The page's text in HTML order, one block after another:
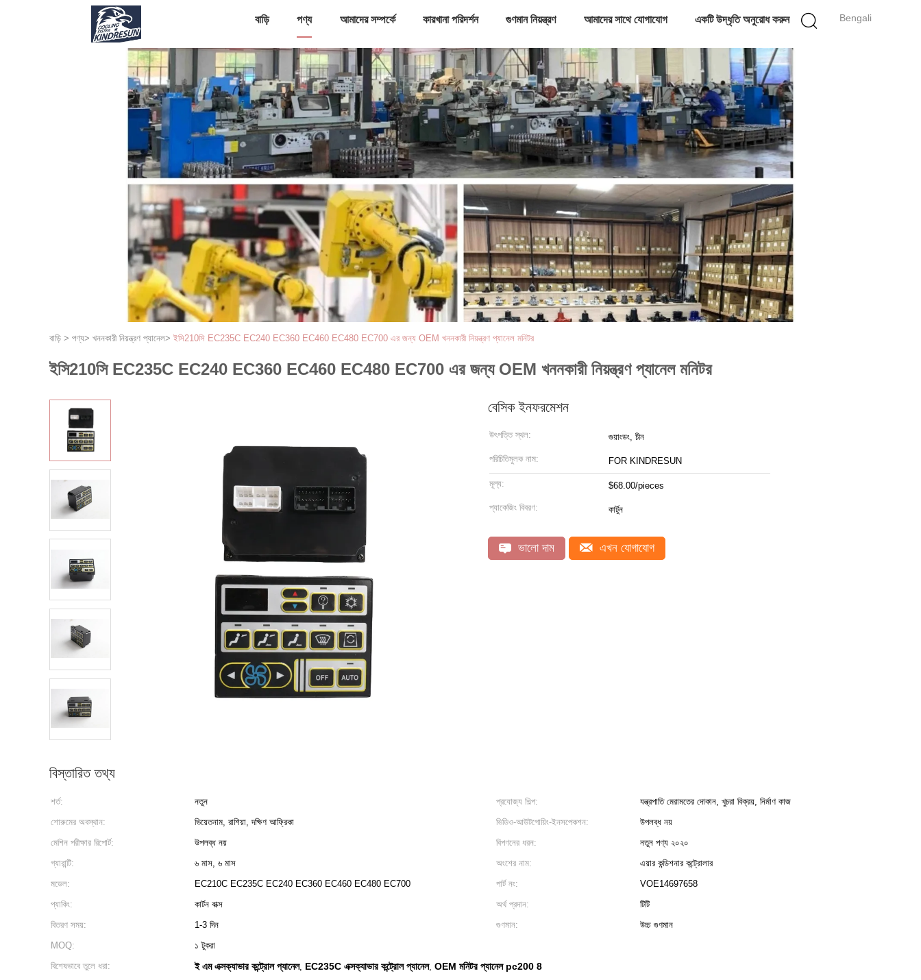
Bengali
বাড়ি পণ্য আমাদের সম্পর্কে কারখানা পরিদর্শন গুণমান নিয়ন্ত্রণ আমাদের সাথে যোগাযোগ একটি উদ্ধৃতি অনুরোধ করুন
বাড়ি > পণ্য> খননকারী নিয়ন্ত্রণ প্যানেল> ইসি210সি EC235C EC240 EC360 EC460 EC480 EC700 এর জন্য OEM খননকারী নিয়ন্ত্রণ প্যানেল মনিটর
ইসি210সি EC235C EC240 EC360 EC460 EC480 EC700 এর জন্য OEM খননকারী নিয়ন্ত্রণ প্যানেল মনিটর
বেসিক ইনফরমেশন
উৎপত্তি স্থল: গুয়াংডং, চীন
পরিচিতিমুলক নাম: FOR KINDRESUN
মূল্য: $68.00/pieces
প্যাকেজিং বিবরণ: কার্টুন
ভালো দাম এখন যোগাযোগ
বিস্তারিত তথ্য
শর্ত: নতুন প্রযোজ্য শিল্প:
যন্ত্রপাতি মেরামতের দোকান, খুচরা বিক্রয়, নির্মাণ কাজ
শোরুমের অবস্থান:
ভিয়েতনাম, রাশিয়া, দক্ষিণ আফ্রিকা ভিডিও-আউটগোয়িং-ইনসপেকশন:
উপলব্ধ নয়
মেশিন পরীক্ষার রিপোর্ট:
উপলব্ধ নয় বিপণনের ধরন:
নতুন পণ্য ২০২০
গ্যারান্টি:
৬ মাস, ৬ মাস অংশের নাম:
এয়ার কন্ডিশনার কন্ট্রোলার
মডেল:
EC210C EC235C EC240 EC360 EC460 EC480 EC700 পার্ট নং:
VOE14697658
প্যাকিং:
কার্টন বাক্স অর্থ প্রদান:
টিটি
বিতরণ সময়:
1-3 দিন গুণমান:
উচ্চ গুণমান
MOQ:
১ টুকরা
বিশেষভাবে তুলে ধরা:
ই এম এক্সক্যাভার কন্ট্রোল প্যানেল, EC235C এক্সক্যাভার কন্ট্রোল প্যানেল, OEM মনিটর প্যানেল pc200 8